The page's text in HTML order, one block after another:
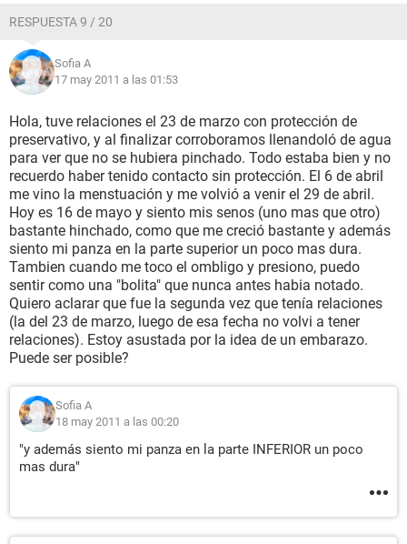
RESPUESTA 9 / 20
Sofia A
17 may 2011 a las 01:53
Hola, tuve relaciones el 23 de marzo con protección de
preservativo, y al finalizar corroboramos llenandoló de agua
para ver que no se hubiera pinchado. Todo estaba bien y no
recuerdo haber tenido contacto sin protección. El 6 de abril
me vino la menstuación y me volvió a venir el 29 de abril.
Hoy es 16 de mayo y siento mis senos (uno mas que otro)
bastante hinchado, como que me creció bastante y además
siento mi panza en la parte superior un poco mas dura.
Tambien cuando me toco el ombligo y presiono, puedo
sentir como una "bolita" que nunca antes habia notado.
Quiero aclarar que fue la segunda vez que tenía relaciones
(la del 23 de marzo, luego de esa fecha no volvi a tener
relaciones). Estoy asustada por la idea de un embarazo.
Puede ser posible?
Sofia A
18 may 2011 a las 00:20
"y además siento mi panza en la parte INFERIOR un poco
mas dura"